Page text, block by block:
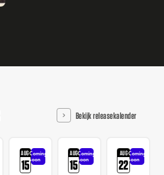
Bekijk releasekalender
AUG
15
Coming
soon
AUG
15
Coming
soon
AUG
22
Coming
soon